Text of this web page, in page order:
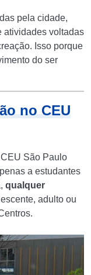
pela cidade,
atividades voltadas
Isso porque
do ser
no CEU
São Paulo
a estudantes
qualquer
adulto ou